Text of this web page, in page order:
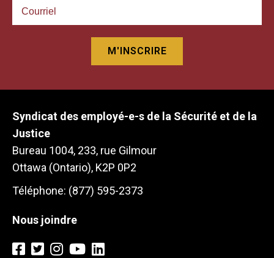
Syndicat des employé-e-s de la Sécurité et de la
Justice
Bureau 1004, 233, rue Gilmour
Ottawa (Ontario), K2P 0P2
Téléphone: (877) 595-2373
Nous joindre